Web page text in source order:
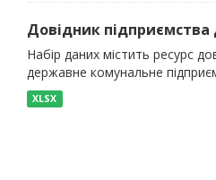
Довідник
Набір даних містить ресурс
державне комунальне
XLSX